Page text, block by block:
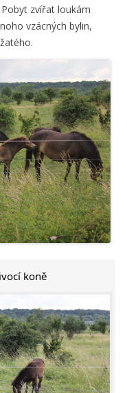
zvířat loukám
vzácných bylin,
koně